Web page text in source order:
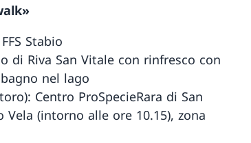
Stabio
di Riva San Vitale con rinfresco con
nel lago
Centro ProSpecieRara di San
(intorno alle ore 10.15), zona